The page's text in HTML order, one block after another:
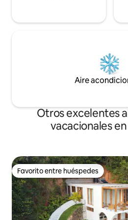
Aire
Otros excelentes
vacacionales
Favorito entre huéspedes
Favorito entre huéspedes